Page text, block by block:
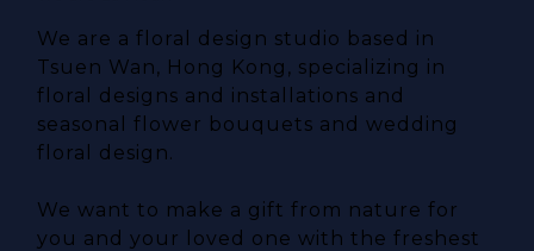
We are a floral design studio based in
Tsuen Wan, Hong Kong, specializing in
floral designs and installations and
seasonal flower bouquets and wedding
floral design.
We want to make a gift from nature for
you and your loved one with the freshest